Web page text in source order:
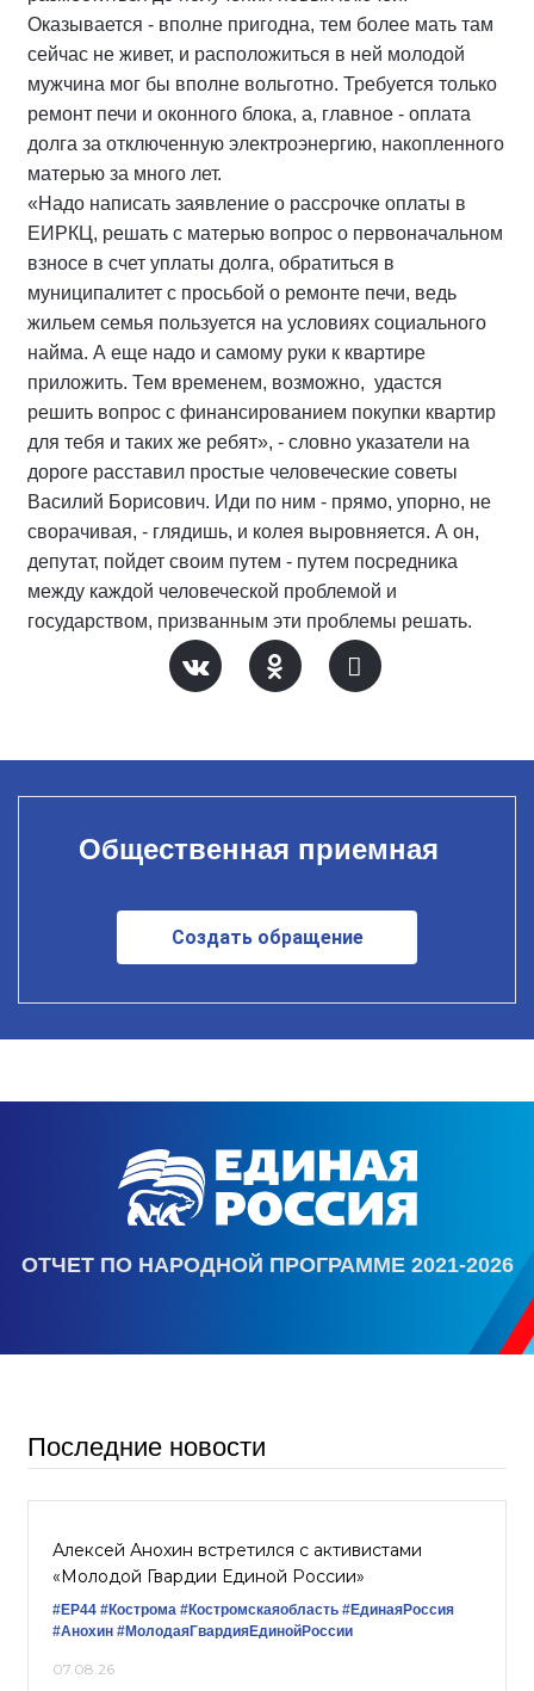
Оказывается - вполне пригодна, тем более мать там
сейчас не живет, и расположиться в ней молодой
мужчина мог бы вполне вольготно. Требуется только
ремонт печи и оконного блока, а, главное - оплата
долга за отключенную электроэнергию, накопленного
матерью за много лет.
«Надо написать заявление о рассрочке оплаты в
ЕИРКЦ, решать с матерью вопрос о первоначальном
взносе в счет уплаты долга, обратиться в
муниципалитет с просьбой о ремонте печи, ведь
жильем семья пользуется на условиях социального
найма. А еще надо и самому руки к квартире
приложить. Тем временем, возможно, удастся
решить вопрос с финансированием покупки квартир
для тебя и таких же ребят», - словно указатели на
дороге расставил простые человеческие советы
Василий Борисович. Иди по ним - прямо, упорно, не
сворачивая, - глядишь, и колея выровняется. А он,
депутат, пойдет своим путем - путем посредника
между каждой человеческой проблемой и
государством, призванным эти проблемы решать.
Общественная приемная
Создать обращение
ОТЧЕТ ПО НАРОДНОЙ ПРОГРАММЕ 2021-2026
Последние новости
Алексей Анохин встретился с активистами
«Молодой Гвардии Единой России»
#ЕР44 #Кострома #Костромскаяобласть #‎ЕдинаяРоссия
#Анохин #МолодаяГвардияЕдинойРоссии
07.08.26